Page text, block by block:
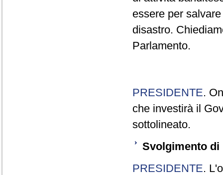
essere per
disastro.
Parlamento.
PRESIDENTE.
che investirà il
sottolineato.
Svolgimento di
PRESIDENTE.